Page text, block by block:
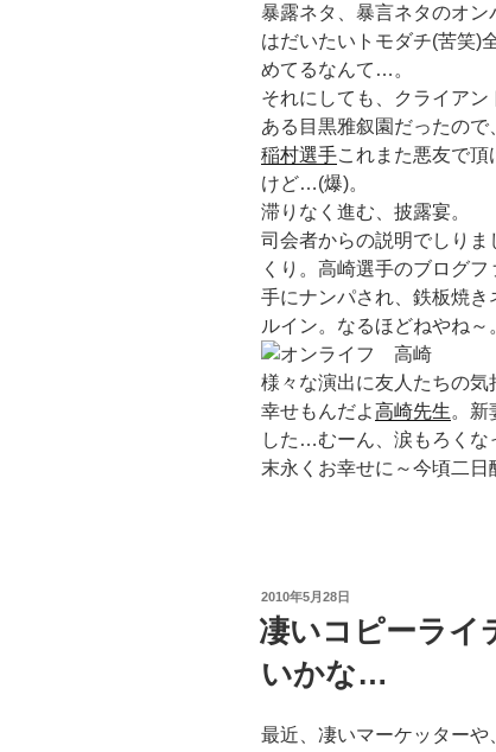
暴露ネタ、暴言ネタのオ
はだいたいトモダチ(苦笑)
めてるなんて…。
それにしても、クライア
ある目黒雅叙園だったの
稲村選手これまた悪友で頂
けど…(爆)。
滞りなく進む、披露宴。
司会者からの説明でしり
くり。高崎選手のブログ
手にナンパされ、鉄板焼
ルイン。なるほどねやね～
様々な演出に友人たちの気
幸せもんだよ高崎先生。新
した…むーん、涙もろく
末永くお幸せに～今頃二日
投
稿
日:
2010年5月28日
凄いコピーライ
いかな…
最近、凄いマーケッター